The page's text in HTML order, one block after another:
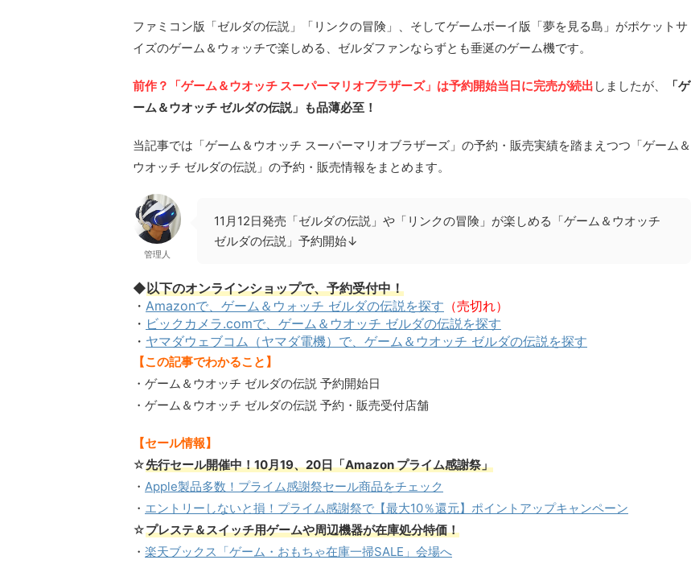
ファミコン版「ゼルダの伝説」「リンクの冒険」、そしてゲームボーイ版「夢を見る島」がポケットサ
イズのゲーム＆ウォッチで楽しめる、ゼルダファンならずとも垂涎のゲーム機です。
前作？「ゲーム＆ウオッチ スーパーマリオブラザーズ」は予約開始当日に完売が続出 しましたが、
「ゲ
ーム＆ウオッチ ゼルダの伝説」も品薄必至！
当記事では「ゲーム＆ウオッチ スーパーマリオブラザーズ」の予約・販売実績を踏まえつつ「ゲーム＆
ウオッチ ゼルダの伝説」の予約・販売情報をまとめます。
管理人
11月12日発売「ゼルダの伝説」や「リンクの冒険」が楽しめる「ゲーム＆ウオッチ
ゼルダの伝説」予約開始↓
◆以下のオンラインショップで、予約受付中！
・ Amazonで、ゲーム＆ウォッチ ゼルダの伝説を探す （売切れ）
・ ビックカメラ.comで、ゲーム＆ウオッチ ゼルダの伝説を探す
・ ヤマダウェブコム（ヤマダ電機）で、ゲーム＆ウオッチ ゼルダの伝説を探す
【この記事でわかること】
・ゲーム＆ウオッチ ゼルダの伝説 予約開始日
・ゲーム＆ウオッチ ゼルダの伝説 予約・販売受付店舗
【セール情報】
☆先行セール開催中！10月19、20日「Amazon プライム感謝祭」
・ Apple製品多数！プライム感謝祭セール商品をチェック
・ エントリーしないと損！プライム感謝祭で【最大10％還元】ポイントアップキャンペーン
☆プレステ＆スイッチ用ゲームや周辺機器が在庫処分特価！
・ 楽天ブックス「ゲーム・おもちゃ在庫一掃SALE」会場へ